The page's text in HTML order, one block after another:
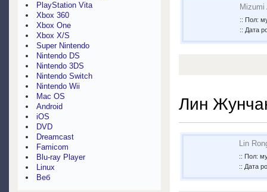
Mizumi
:: Пол:
:: Дата
Лин
Lin
:: Пол:
:: Дата
PlayStation Vita
Xbox 360
Xbox One
Xbox X/S
Super Nintendo
Nintendo DS
Nintendo 3DS
Nintendo Switch
Nintendo Wii
Mac OS
Android
iOS
DVD
Dreamcast
Famicom
Blu-ray Player
Linux
Веб